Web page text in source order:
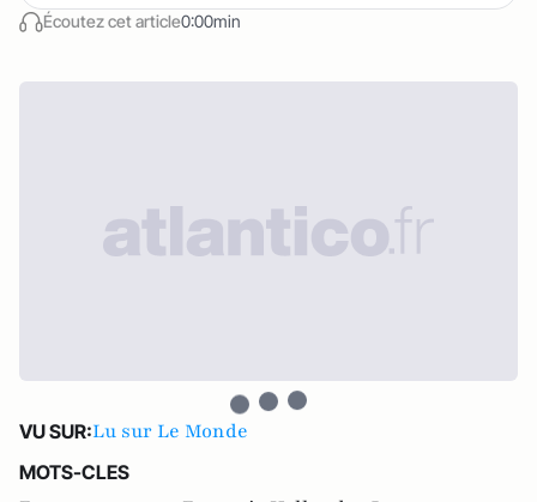
Écoutez cet article0:00min
VU SUR:Lu sur Le Monde
MOTS-CLES